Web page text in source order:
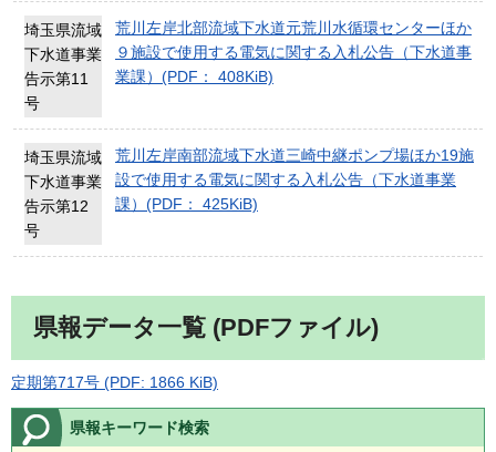
埼玉県流域
下水道事業
告示第11
号
荒川左岸北部流域下水道元荒川水循環センターほか
９施設で使用する電気に関する入札公告（下水道事
業課）(PDF： 408KiB)
埼玉県流域
下水道事業
告示第12
号
荒川左岸南部流域下水道三崎中継ポンプ場ほか19施
設で使用する電気に関する入札公告（下水道事業
課）(PDF： 425KiB)
県報データ一覧 (PDFファイル)
定期第717号 (PDF: 1866 KiB)
県報キーワード検索